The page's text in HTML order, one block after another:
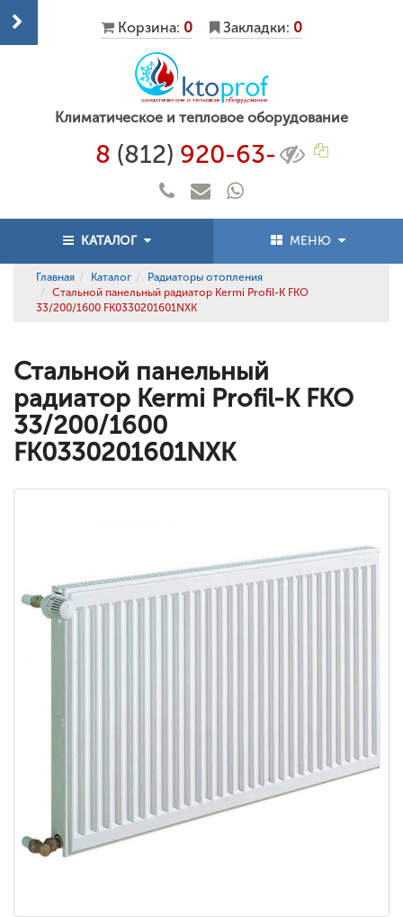
Корзина: 0 Закладки: 0
Климатическое и тепловое оборудование
8 (812) 920-63-
КАТАЛОГ МЕНЮ
Главная Каталог
Радиаторы отопления
Стальной панельный радиатор Kermi Profil-K FKO
33/200/1600 FK0330201601NXK
Стальной панельный
радиатор Kermi Profil-K FKO
33/200/1600
FK0330201601NXK